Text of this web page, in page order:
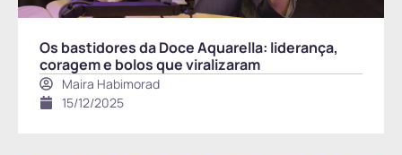
Os bastidores da Doce Aquarella: liderança,
coragem e bolos que viralizaram
Maira Habimorad
15/12/2025